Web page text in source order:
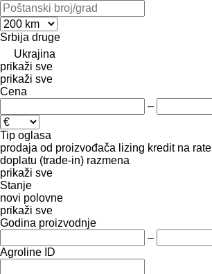
Srbija druge
Ukrajina
prikaži sve
prikaži sve
Cena
–
Tip oglasa
prodaja od proizvođača lizing kredit na rate
doplatu (trade-in) razmena
prikaži sve
Stanje
novi polovne
prikaži sve
Godina proizvodnje
–
Agroline ID